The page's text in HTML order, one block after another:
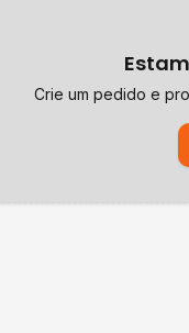
Crie um pedido e